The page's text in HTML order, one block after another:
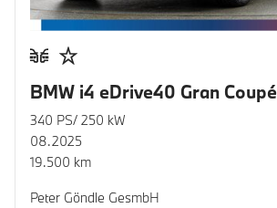
BMW i4 eDrive40 Gran Coupé
340 PS/ 250 kW
08.2025
19.500 km
Peter Göndle GesmbH